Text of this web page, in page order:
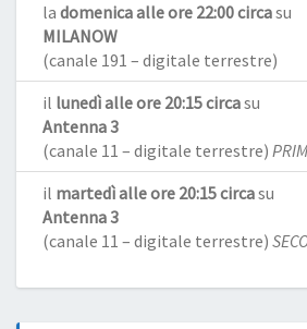
la domenica alle ore 22:00 circasu
MILANOW
(canale 191 – digitale terrestre)
il lunedì alle ore 20:15 circasu
Antenna 3
(canale 11 – digitale terrestre)
il martedì alle ore 20:15 circasu
Antenna 3
(canale 11 – digitale terrestre)